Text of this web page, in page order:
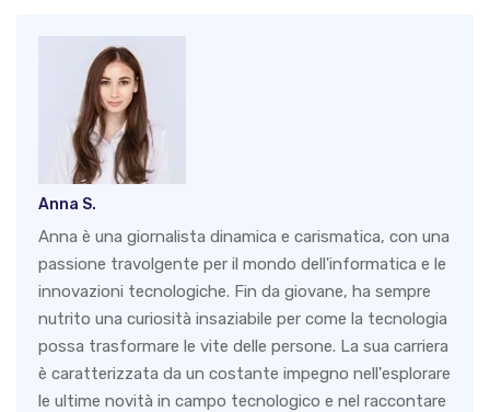
Anna S.
Anna è una giornalista dinamica e carismatica, con una
passione travolgente per il mondo dell'informatica e le
innovazioni tecnologiche. Fin da giovane, ha sempre
nutrito una curiosità insaziabile per come la tecnologia
possa trasformare le vite delle persone. La sua carriera
è caratterizzata da un costante impegno nell'esplorare
le ultime novità in campo tecnologico e nel raccontare